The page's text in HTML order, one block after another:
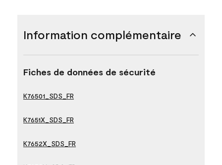
Information complémentaire
Fiches de données de sécurité
K76501_SDS_FR
K7651X_SDS_FR
K7652X_SDS_FR